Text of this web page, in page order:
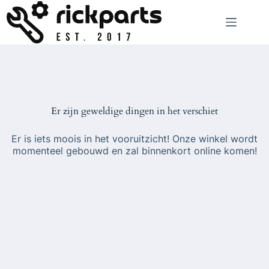
naar
de
inhoud
Er zijn geweldige dingen in het verschiet
Er is iets moois in het vooruitzicht! Onze winkel wordt
momenteel gebouwd en zal binnenkort online komen!